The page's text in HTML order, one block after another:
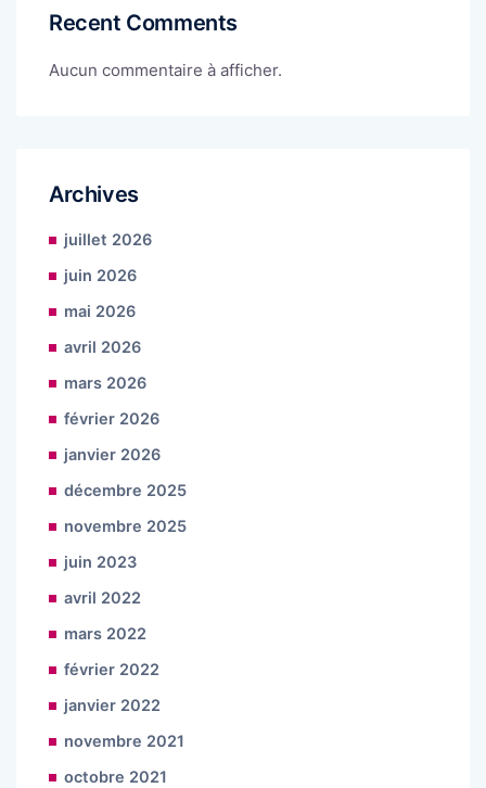
Recent Comments
Aucun commentaire à afficher.
Archives
juillet 2026
juin 2026
mai 2026
avril 2026
mars 2026
février 2026
janvier 2026
décembre 2025
novembre 2025
juin 2023
avril 2022
mars 2022
février 2022
janvier 2022
novembre 2021
octobre 2021